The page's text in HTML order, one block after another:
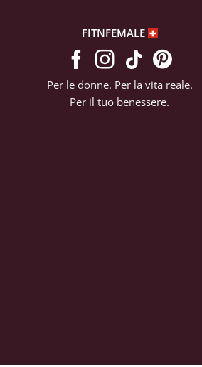
FITNFEMALE
Per le donne. Per la vita reale.
Per il tuo benessere.